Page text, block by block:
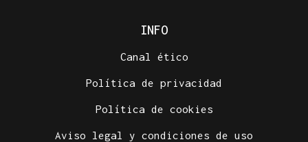
INFO
Canal ético
Política de privacidad
Política de cookies
Aviso legal y condiciones de uso